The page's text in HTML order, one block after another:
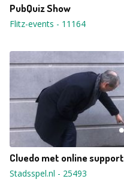
PubQuiz Show
Flitz-events - 11164
Cluedo met online support
Stadsspel.nl - 25493